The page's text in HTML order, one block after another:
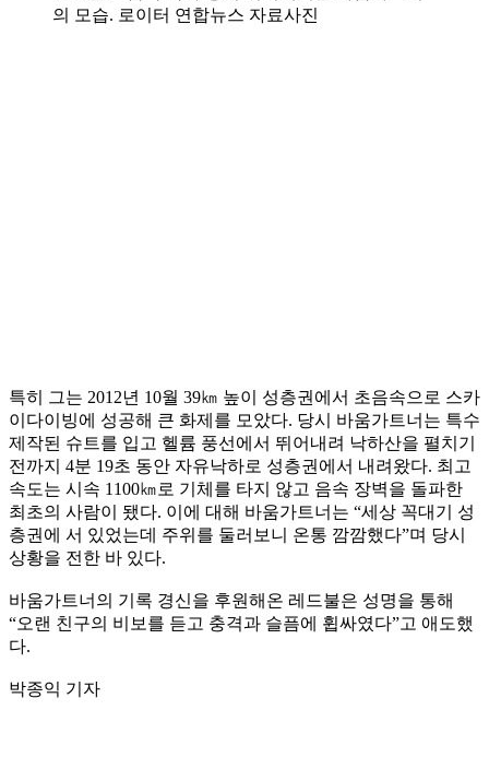
의 모습. 로이터 연합뉴스 자료사진
특히 그는 2012년 10월 39㎞ 높이 성층권에서 초음속으로 스카
이다이빙에 성공해 큰 화제를 모았다. 당시 바움가트너는 특수
제작된 슈트를 입고 헬륨 풍선에서 뛰어내려 낙하산을 펼치기
전까지 4분 19초 동안 자유낙하로 성층권에서 내려왔다. 최고
속도는 시속 1100㎞로 기체를 타지 않고 음속 장벽을 돌파한
최초의 사람이 됐다. 이에 대해 바움가트너는 “세상 꼭대기 성
층권에 서 있었는데 주위를 둘러보니 온통 깜깜했다”며 당시
상황을 전한 바 있다.
바움가트너의 기록 경신을 후원해온 레드불은 성명을 통해
“오랜 친구의 비보를 듣고 충격과 슬픔에 휩싸였다”고 애도했
다.
박종익 기자